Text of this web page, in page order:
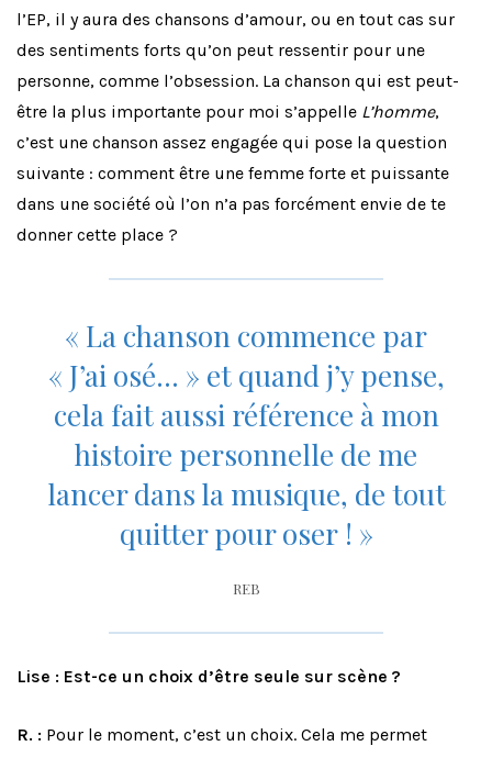
l’EP, il y aura des chansons d’amour, ou en tout cas sur
des sentiments forts qu’on peut ressentir pour une
personne, comme l’obsession. La chanson qui est peut-
être la plus importante pour moi s’appelle L’homme,
c’est une chanson assez engagée qui pose la question
suivante : comment être une femme forte et puissante
dans une société où l’on n’a pas forcément envie de te
donner cette place ?
« La chanson commence par
« J’ai osé… » et quand j’y pense,
cela fait aussi référence à mon
histoire personnelle de me
lancer dans la musique, de tout
quitter pour oser ! »
REB
Lise : Est-ce un choix d’être seule sur scène ?
R. : Pour le moment, c’est un choix. Cela me permet